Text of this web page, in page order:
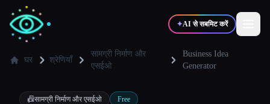
✦AI से सबमिट करें
घर श्रेणियाँ
सामग्री निर्माण और
एसईओ
Business Idea
Generator
📠सामग्री निर्माण और एसईओ Free